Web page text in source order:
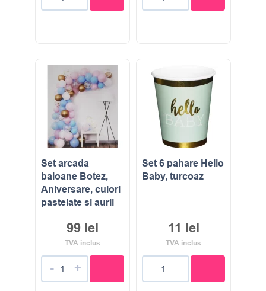
Set arcada
baloane Botez,
Aniversare, culori
pastelate si aurii
99 lei
TVA inclus
- +
Set 6 pahare Hello
Baby, turcoaz
11 lei
TVA inclus